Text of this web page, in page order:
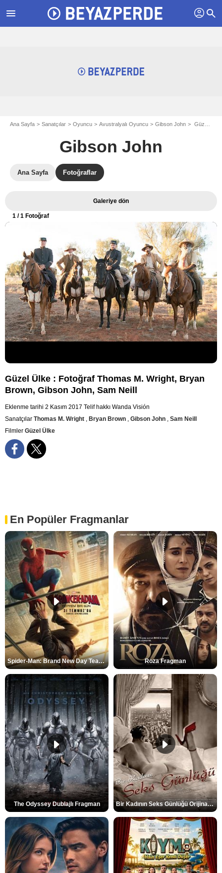
menu profil search
Ana Sayfa Sanatçılar Oyuncu Avustralyalı Oyuncu Gibson John Güzel Ülke : Fotoğraf Thomas M. Wright, Bryan Brown, Gibson John, Sam Neill
Gibson John
Ana Sayfa Fotoğraflar
Galeriye dön
1 / 1 Fotoğraf
Güzel Ülke : Fotoğraf Thomas M. Wright, Bryan
Brown, Gibson John, Sam Neill
Eklenme tarihi 2 Kasım 2017 Telif hakkı Wanda Visión
Sanatçılar Thomas M. Wright , Bryan Brown , Gibson John , Sam Neill
Filmler Güzel Ülke
En Popüler Fragmanlar
Spider-Man: Brand New Day Teaser Roza Fragman
The Odyssey Dublajlı Fragman Bir Kadının Seks Günlüğü Orijinal Fragman